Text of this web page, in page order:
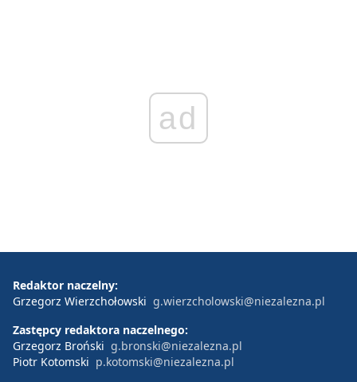
ad
Redaktor naczelny:
Grzegorz Wierzchołowski g.wierzcholowski@niezalezna.pl
Zastępcy redaktora naczelnego:
Grzegorz Broński g.bronski@niezalezna.pl
Piotr Kotomski p.kotomski@niezalezna.pl